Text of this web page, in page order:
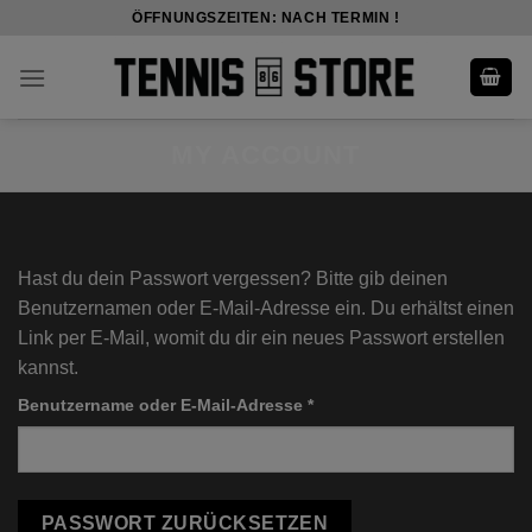
content
ÖFFNUNGSZEITEN: NACH TERMIN !
Hast du dein Passwort vergessen? Bitte gib deinen
Benutzernamen oder E-Mail-Adresse ein. Du erhältst einen
Link per E-Mail, womit du dir ein neues Passwort erstellen
kannst.
Benutzername oder E-Mail-Adresse *Erforderlich
PASSWORT ZURÜCKSETZEN